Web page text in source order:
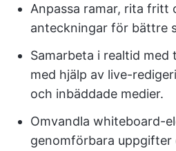
Anpassa ramar, rita fritt
anteckningar för bättre
Samarbeta i realtid med
med hjälp av live-
och inbäddade medier.
Omvandla whiteboard-
genomförbara uppgifter